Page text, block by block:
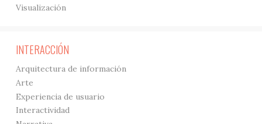
Visualización
INTERACCIÓN
Arquitectura de información
Arte
Experiencia de usuario
Interactividad